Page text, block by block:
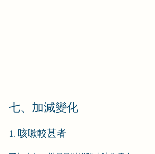
七、加減變化
1. 咳嗽較甚者